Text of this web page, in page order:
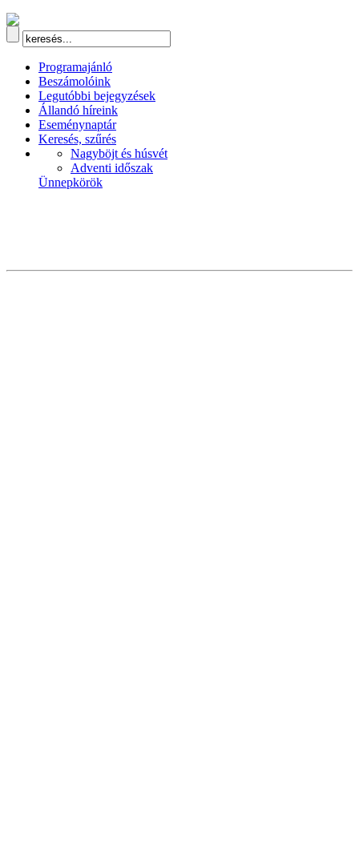
Programajánló
Beszámolóink
Legutóbbi bejegyzések
Állandó híreink
Eseménynaptár
Keresés, szűrés
Nagyböjt és húsvét
Adventi időszak
Ünnepkörök